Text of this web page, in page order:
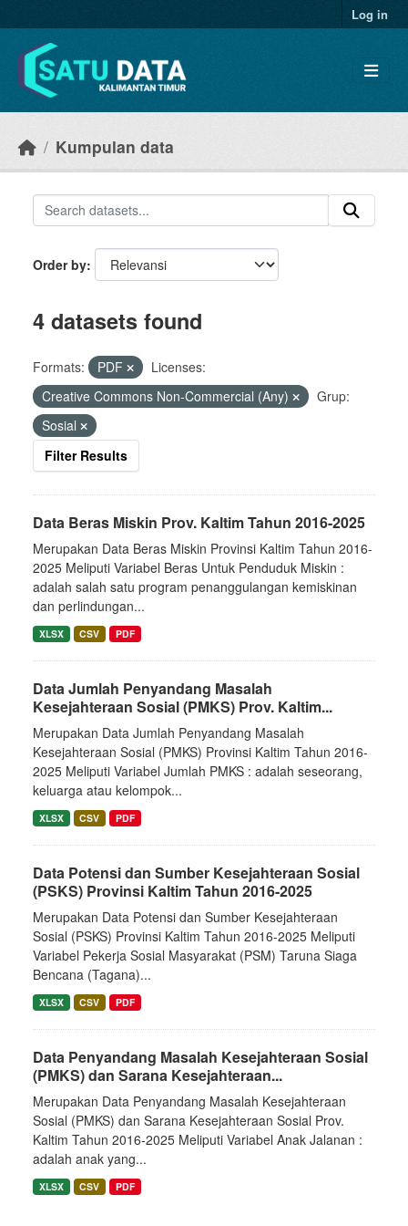
Log in
Kumpulan data
Order by
4 datasets found
Formats: PDF
Licenses:
Creative Commons Non-Commercial (Any)
Grup:
Sosial
Filter Results
Data Beras Miskin Prov. Kaltim Tahun 2016-2025
Merupakan Data Beras Miskin Provinsi Kaltim Tahun 2016-
2025 Meliputi Variabel Beras Untuk Penduduk Miskin :
adalah salah satu program penanggulangan kemiskinan
dan perlindungan...
XLSX CSV PDF
Data Jumlah Penyandang Masalah
Kesejahteraan Sosial (PMKS) Prov. Kaltim...
Merupakan Data Jumlah Penyandang Masalah
Kesejahteraan Sosial (PMKS) Provinsi Kaltim Tahun 2016-
2025 Meliputi Variabel Jumlah PMKS : adalah seseorang,
keluarga atau kelompok...
XLSX CSV PDF
Data Potensi dan Sumber Kesejahteraan Sosial
(PSKS) Provinsi Kaltim Tahun 2016-2025
Merupakan Data Potensi dan Sumber Kesejahteraan
Sosial (PSKS) Provinsi Kaltim Tahun 2016-2025 Meliputi
Variabel Pekerja Sosial Masyarakat (PSM) Taruna Siaga
Bencana (Tagana)...
XLSX CSV PDF
Data Penyandang Masalah Kesejahteraan Sosial
(PMKS) dan Sarana Kesejahteraan...
Merupakan Data Penyandang Masalah Kesejahteraan
Sosial (PMKS) dan Sarana Kesejahteraan Sosial Prov.
Kaltim Tahun 2016-2025 Meliputi Variabel Anak Jalanan :
adalah anak yang...
XLSX CSV PDF